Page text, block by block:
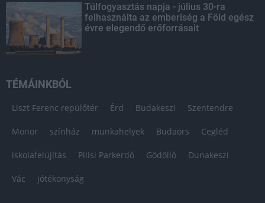
Túlfogyasztás napja - július 30-ra
felhasználta az emberiség a Föld egész
évre elegendő erőforrásait
TÉMÁINKBÓL
Liszt Ferenc repülőtér Érd Budakeszi Szentendre
Monor színház munkahelyek Budaörs Cegléd
iskolafelújítás Pilisi Parkerdő Gödöllő Dunakeszi
Vác jótékonyság